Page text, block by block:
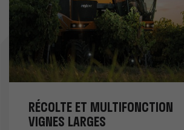
RÉCOLTE ET MULTIFONCTION
VIGNES LARGES